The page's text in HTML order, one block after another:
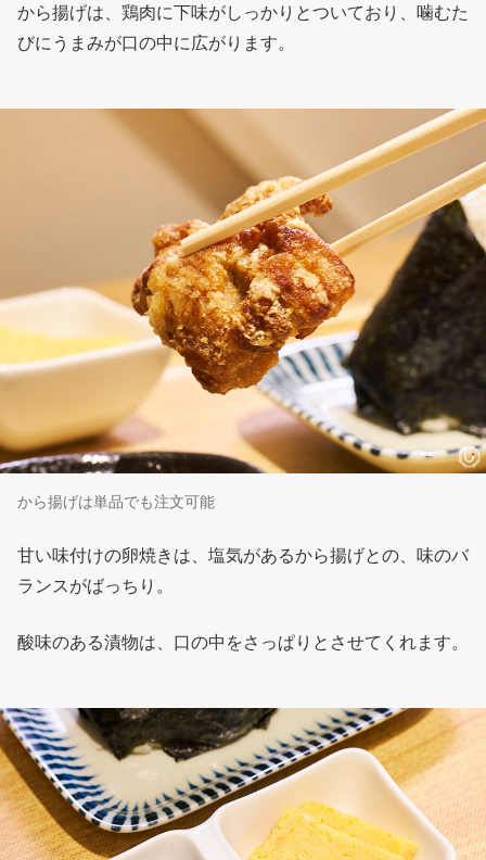
から揚げは、鶏肉に下味がしっかりとついており、噛むた
びにうまみが口の中に広がります。
から揚げは単品でも注文可能
甘い味付けの卵焼きは、塩気があるから揚げとの、味のバ
ランスがばっちり。
酸味のある漬物は、口の中をさっぱりとさせてくれます。